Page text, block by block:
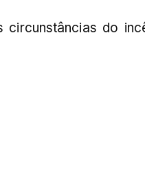
circunstâncias do